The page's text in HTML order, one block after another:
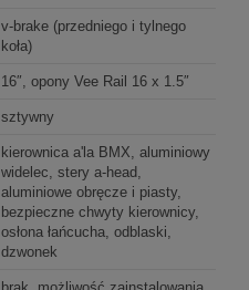
v-brake (przedniego i tylnego
koła)
16″, opony Vee Rail 16 x 1.5″
sztywny
kierownica a'la BMX, aluminiowy
widelec, stery a-head,
aluminiowe obręcze i piasty,
bezpieczne chwyty kierownicy,
osłona łańcucha, odblaski,
dzwonek